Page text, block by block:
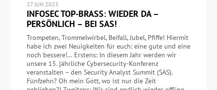
27 JUN 2023
INFOSEC TOP-BRASS: WIEDER DA –
PERSÖNLICH – BEI SAS!
Trompeten, Trommelwirbel, Beifall, Jubel, Pfiffe! Hiermit
habe ich zwei Neuigkeiten für euch: eine gute und eine
noch bessere!… Erstens: In diesem Jahr werden wir
unsere 15. jährliche Cybersecurity-Konferenz
veranstalten – den Security Analyst Summit (SAS).
Fünfzehn? Oh mein Gott, wo ist nur die Zeit